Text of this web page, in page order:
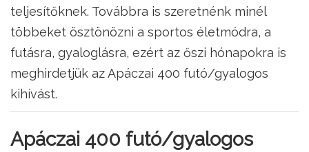
teljesítőknek. Továbbra is szeretnénk minél
többeket ösztönözni a sportos életmódra, a
futásra, gyaloglásra, ezért az őszi hónapokra is
meghirdetjük az Apáczai 400 futó/gyalogos
kihívást.
Apáczai 400 futó/gyalogos